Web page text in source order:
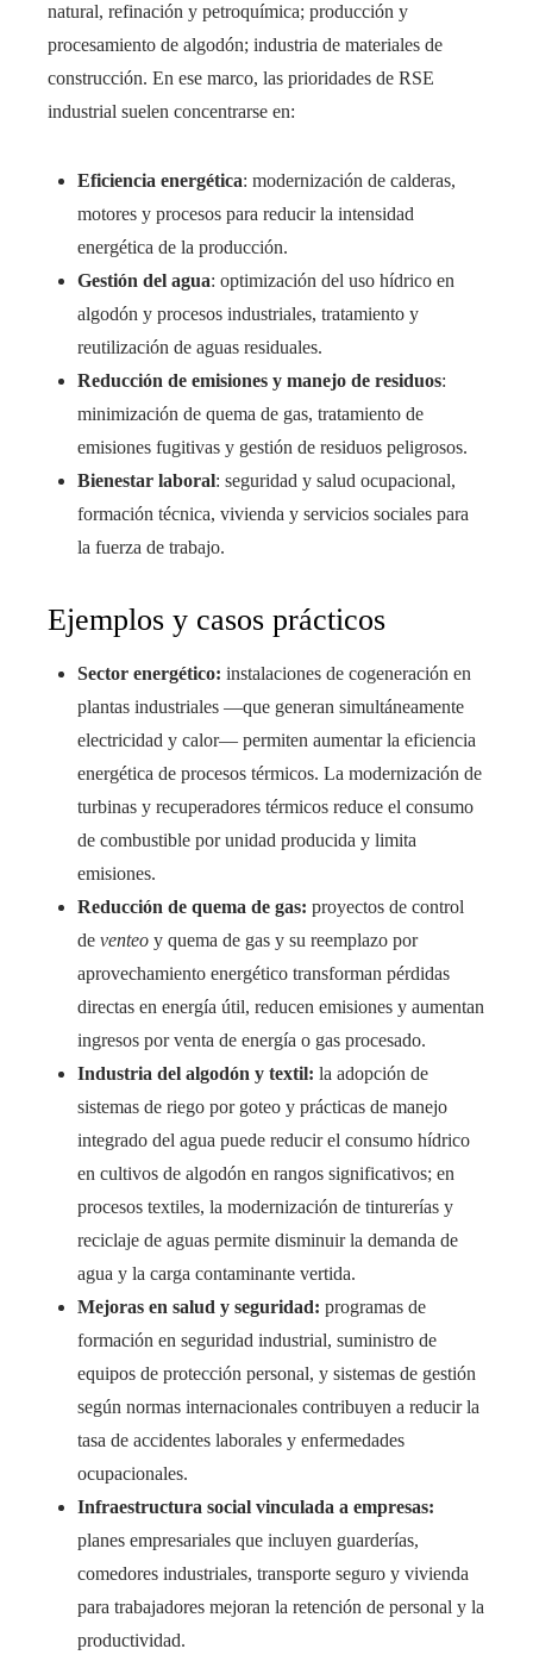
natural, refinación y petroquímica; producción y
procesamiento de algodón; industria de materiales de
construcción. En ese marco, las prioridades de RSE
industrial suelen concentrarse en:
Eficiencia energética: modernización de calderas,
motores y procesos para reducir la intensidad
energética de la producción.
Gestión del agua: optimización del uso hídrico en
algodón y procesos industriales, tratamiento y
reutilización de aguas residuales.
Reducción de emisiones y manejo de residuos:
minimización de quema de gas, tratamiento de
emisiones fugitivas y gestión de residuos peligrosos.
Bienestar laboral: seguridad y salud ocupacional,
formación técnica, vivienda y servicios sociales para
la fuerza de trabajo.
Ejemplos y casos prácticos
Sector energético: instalaciones de cogeneración en
plantas industriales —que generan simultáneamente
electricidad y calor— permiten aumentar la eficiencia
energética de procesos térmicos. La modernización de
turbinas y recuperadores térmicos reduce el consumo
de combustible por unidad producida y limita
emisiones.
Reducción de quema de gas: proyectos de control
de venteo y quema de gas y su reemplazo por
aprovechamiento energético transforman pérdidas
directas en energía útil, reducen emisiones y aumentan
ingresos por venta de energía o gas procesado.
Industria del algodón y textil: la adopción de
sistemas de riego por goteo y prácticas de manejo
integrado del agua puede reducir el consumo hídrico
en cultivos de algodón en rangos significativos; en
procesos textiles, la modernización de tinturerías y
reciclaje de aguas permite disminuir la demanda de
agua y la carga contaminante vertida.
Mejoras en salud y seguridad: programas de
formación en seguridad industrial, suministro de
equipos de protección personal, y sistemas de gestión
según normas internacionales contribuyen a reducir la
tasa de accidentes laborales y enfermedades
ocupacionales.
Infraestructura social vinculada a empresas:
planes empresariales que incluyen guarderías,
comedores industriales, transporte seguro y vivienda
para trabajadores mejoran la retención de personal y la
productividad.